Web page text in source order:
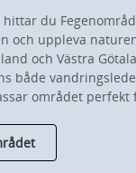
hittar du
och uppleva
och Västra
både
området perfekt